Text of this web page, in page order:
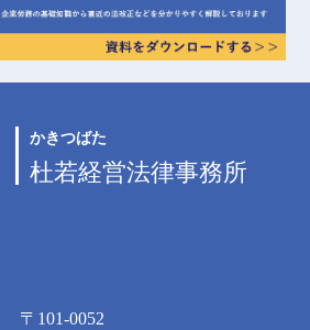
かきつばた
杜若経営法律事務所
〒101-0052